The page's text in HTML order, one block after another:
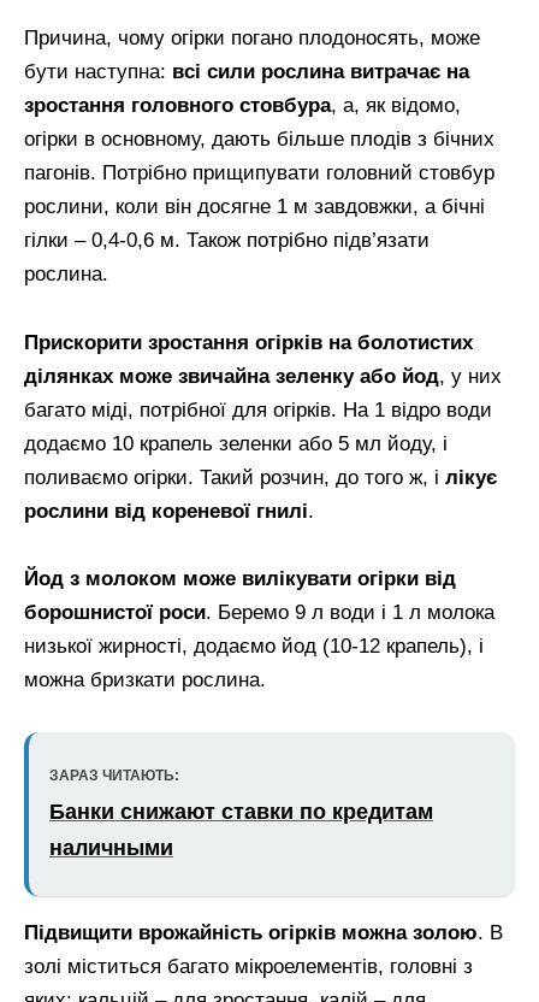
Причина, чому огірки погано плодоносять, може
бути наступна: всі сили рослина витрачає на
зростання головного стовбура, а, як відомо,
огірки в основному, дають більше плодів з бічних
пагонів. Потрібно прищипувати головний стовбур
рослини, коли він досягне 1 м завдовжки, а бічні
гілки – 0,4-0,6 м. Також потрібно підв’язати
рослина.
Прискорити зростання огірків на болотистих
ділянках може звичайна зеленку або йод, у них
багато міді, потрібної для огірків. На 1 відро води
додаємо 10 крапель зеленки або 5 мл йоду, і
поливаємо огірки. Такий розчин, до того ж, і лікує
рослини від кореневої гнилі.
Йод з молоком може вилікувати огірки від
борошнистої роси. Беремо 9 л води і 1 л молока
низької жирності, додаємо йод (10-12 крапель), і
можна бризкати рослина.
ЗАРАЗ ЧИТАЮТЬ:
Банки снижают ставки по кредитам
наличными
Підвищити врожайність огірків можна золою. В
золі міститься багато мікроелементів, головні з